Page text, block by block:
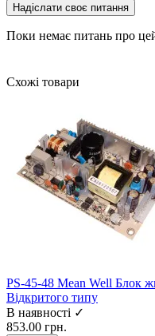
Надіслати своє питання
Поки немає питань про
Схожі товари
PS-45-48 Mean Well Блок
Відкритого типу
В наявності ✓
853.00 грн.